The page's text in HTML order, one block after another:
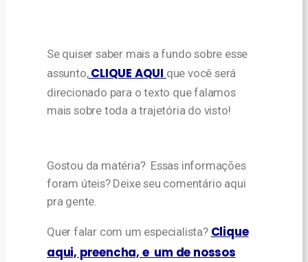
Se quiser saber mais a fundo sobre esse
assunto, CLIQUE AQUI que você será
direcionado para o texto que falamos
mais sobre toda a trajetória do visto!
Gostou da matéria? Essas informações
foram úteis? Deixe seu comentário aqui
pra gente.
Quer falar com um especialista? Clique
aqui, preencha, e um de nossos